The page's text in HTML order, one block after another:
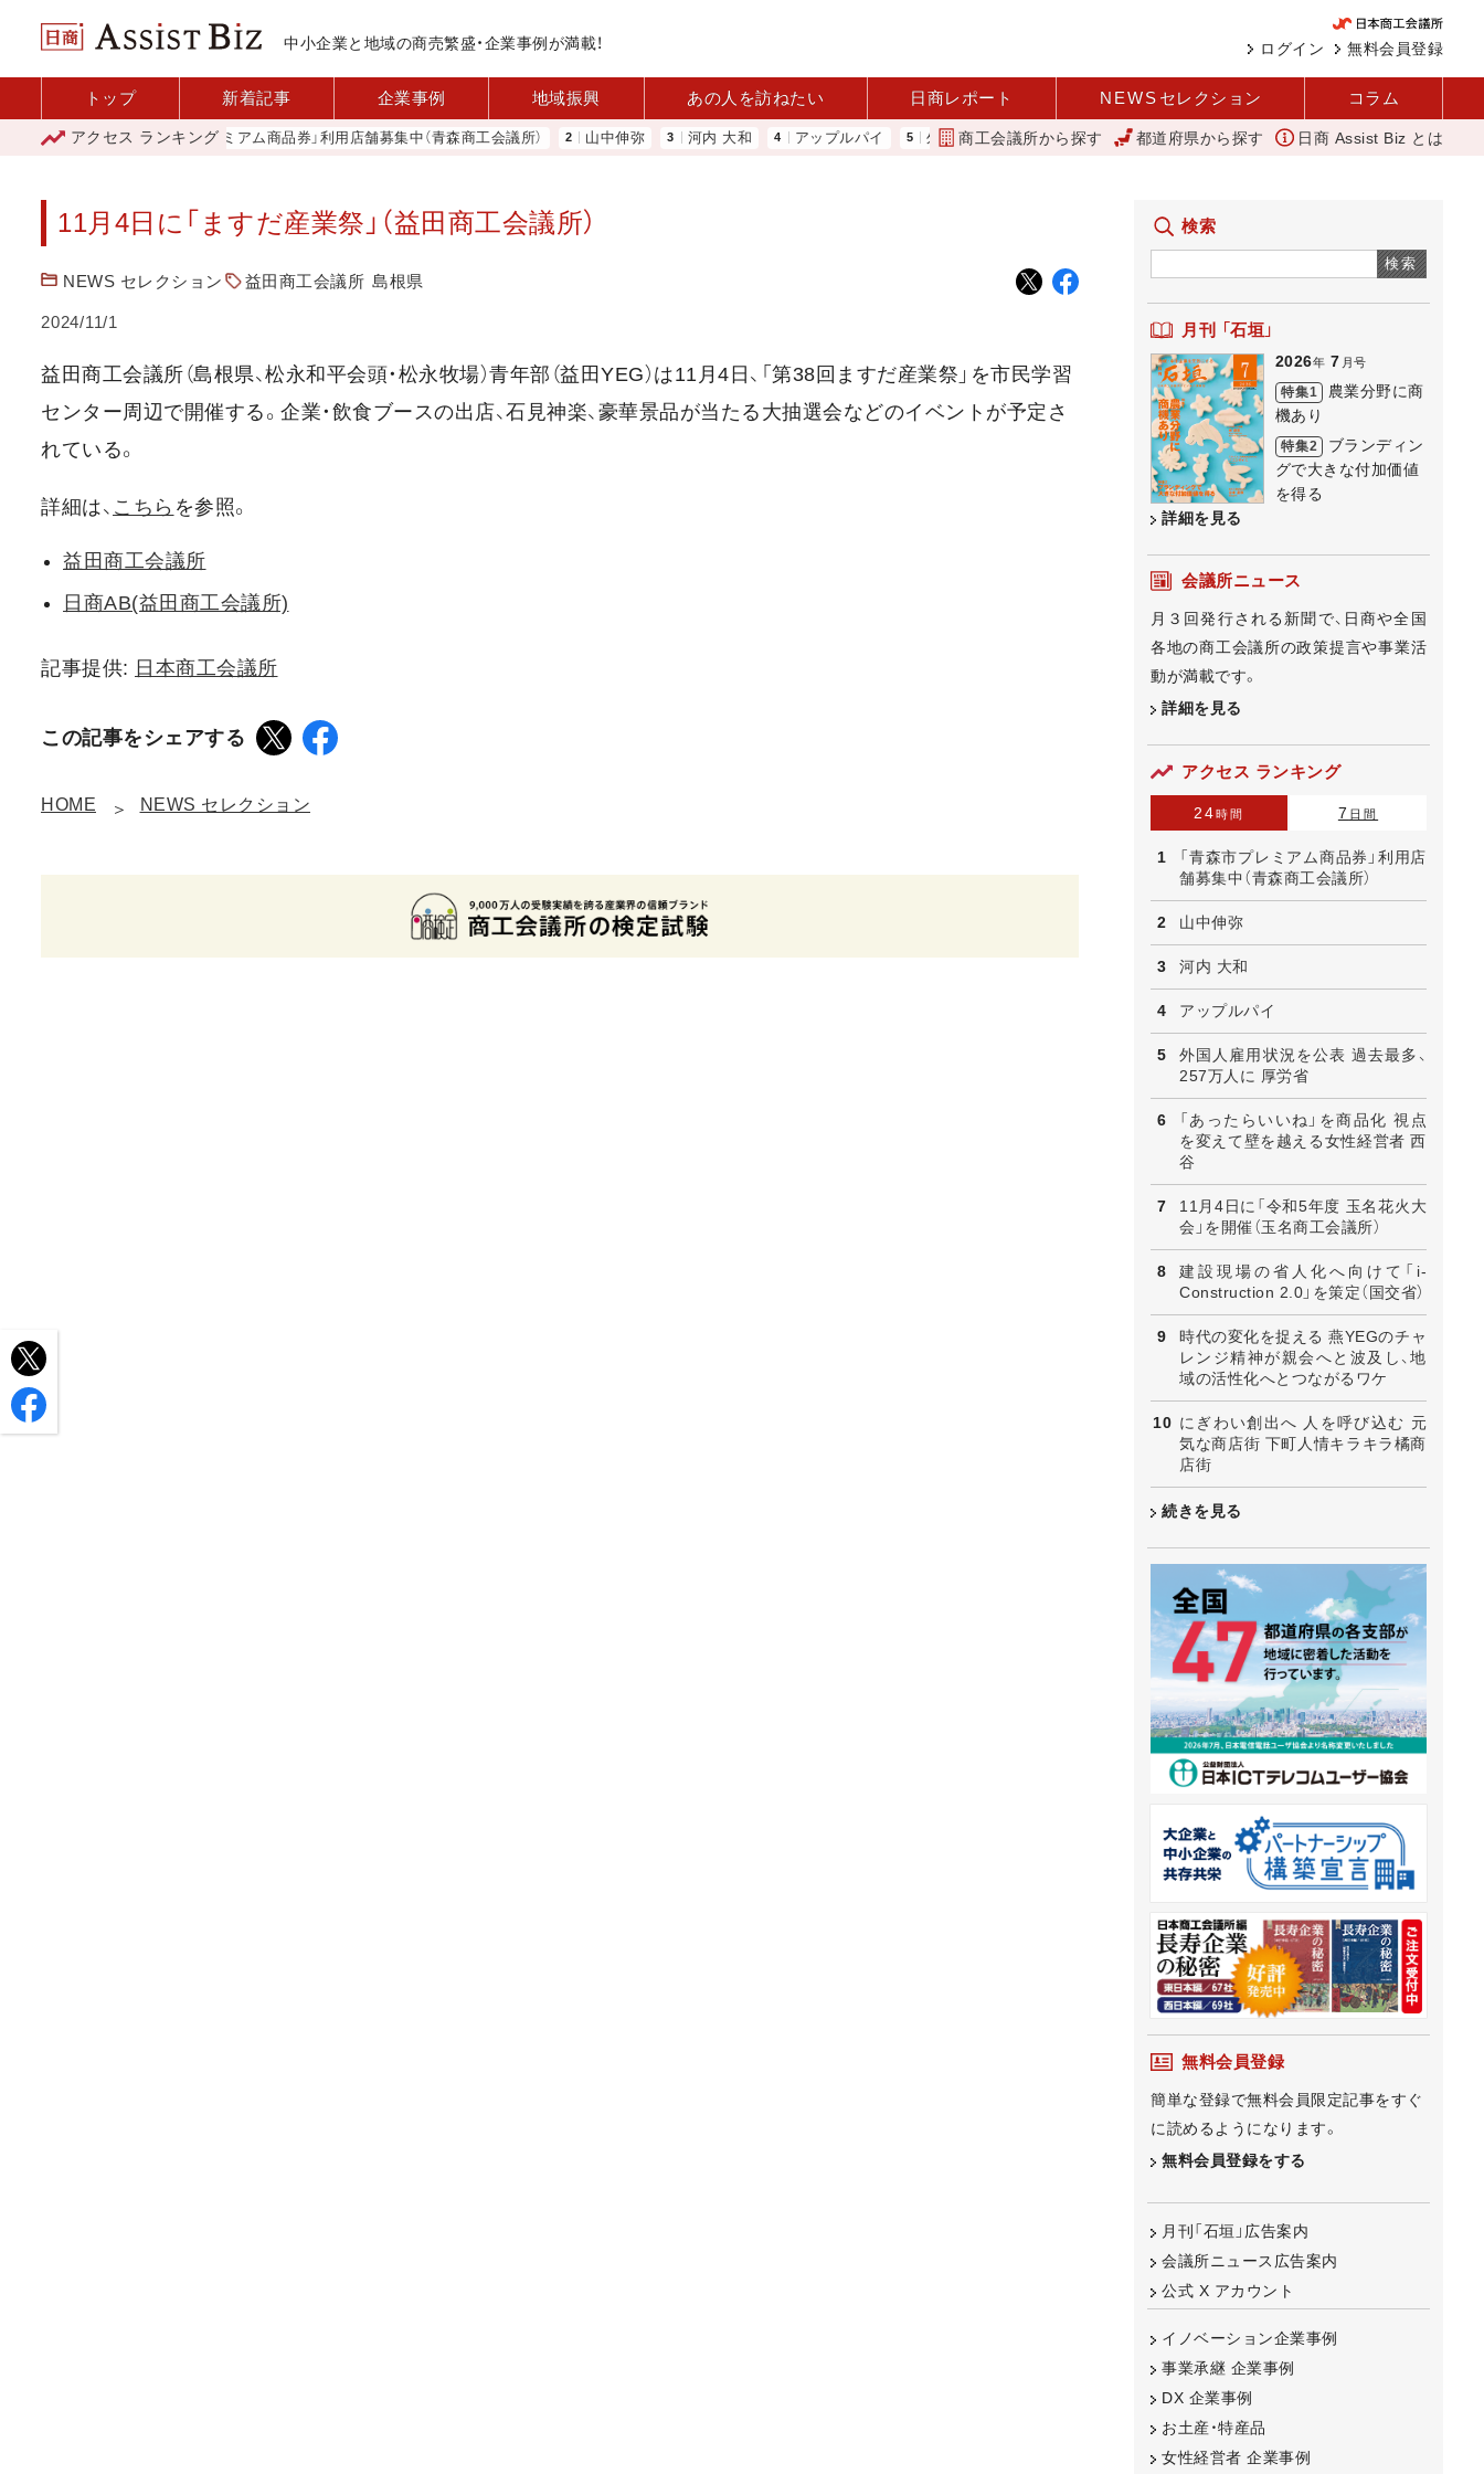
中小企業と地域の商売繁盛・企業事例が満載！ 無料会員登録
ログイン
トップ 新着記事 企業事例 地域振興 あの人を訪ねたい 日商レポート NEWS セレクション コラム
アクセス ランキング
「青森市プレミアム商品券」利用店舗募集中（青森商工会議所） 山中伸弥 河内 大和 アップルパイ 外国人雇用状況を公表 過去最多、257万人に 厚労省 「あったらいいね」を商品化
商工会議所から探す 都道府県から探す 日商 Assist Biz とは
11月4日に「ますだ産業祭」（益田商工会議所）
NEWS セレクション 益田商工会議所 島根県
2024/11/1
益田商工会議所（島根県、松永和平会頭・松永牧場）青年部（益田YEG）は11月4日、「第38回ますだ産業祭」を市民学習
センター周辺で開催する。企業・飲食ブースの出店、石見神楽、豪華景品が当たる大抽選会などのイベントが予定さ
れている。
詳細は、 こちら を参照。
益田商工会議所
日商AB(益田商工会議所)
記事提供: 日本商工会議所
この記事をシェアする
HOME NEWS セレクション
検索
検索
月刊 「石垣」
2026年 7 月号
特集1
農業分野に商
機あり
特集2
ブランディン
グで大きな付加価値
を得る
詳細を見る
会議所ニュース
月３回発行される新聞で、日商や全国
各地の商工会議所の政策提言や事業活
動が満載です。
詳細を見る
アクセス ランキング
24時間 7 日間
「青森市プレミアム商品券」利用店
舗募集中（青森商工会議所）
山中伸弥
河内 大和
アップルパイ
外国人雇用状況を公表 過去最多、
257万人に 厚労省
「あったらいいね」を商品化 視点
を変えて壁を越える女性経営者 西
谷
11月4日に「令和5年度 玉名花火大
会」を開催（玉名商工会議所）
建設現場の省人化へ向けて「i-
Construction 2.0」を策定（国交省）
時代の変化を捉える 燕YEGのチャ
レンジ精神が親会へと波及し、地
域の活性化へとつながるワケ
にぎわい創出へ 人を呼び込む 元
気な商店街 下町人情キラキラ橘商
店街
続きを見る
無料会員登録
簡単な登録で無料会員限定記事をすぐ
に読めるようになります。
無料会員登録をする
月刊「石垣」広告案内
会議所ニュース広告案内
公式 X アカウント
イノベーション企業事例
事業承継 企業事例
DX 企業事例
お土産・特産品
女性経営者 企業事例